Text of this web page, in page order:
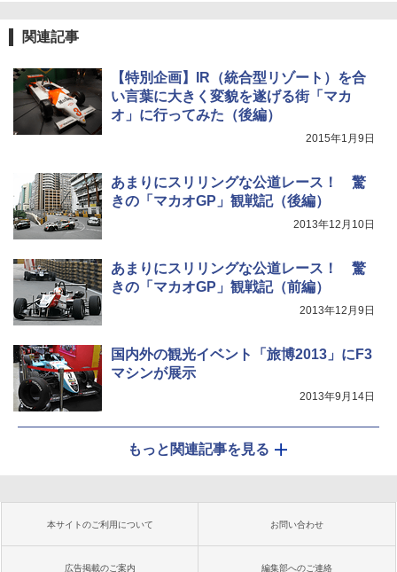
関連記事
【特別企画】IR（統合型リゾート）を合
い言葉に大きく変貌を遂げる街「マカ
オ」に行ってみた（後編）
2015年1月9日
あまりにスリリングな公道レース！ 驚
きの「マカオGP」観戦記（後編）
2013年12月10日
あまりにスリリングな公道レース！ 驚
きの「マカオGP」観戦記（前編）
2013年12月9日
国内外の観光イベント「旅博2013」にF3
マシンが展示
2013年9月14日
もっと関連記事を見る
本サイトのご利用について お問い合わせ
広告掲載のご案内 編集部へのご連絡